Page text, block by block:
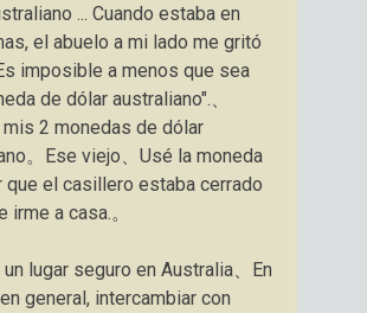
... Cuando estaba en
el abuelo a mi lado me gritó
imposible a menos que sea
de dólar australiano".、
mis 2 monedas de dólar
。Ese viejo、Usé la moneda
que el casillero estaba cerrado
irme a casa.。
lugar seguro en Australia、En
general, intercambiar con